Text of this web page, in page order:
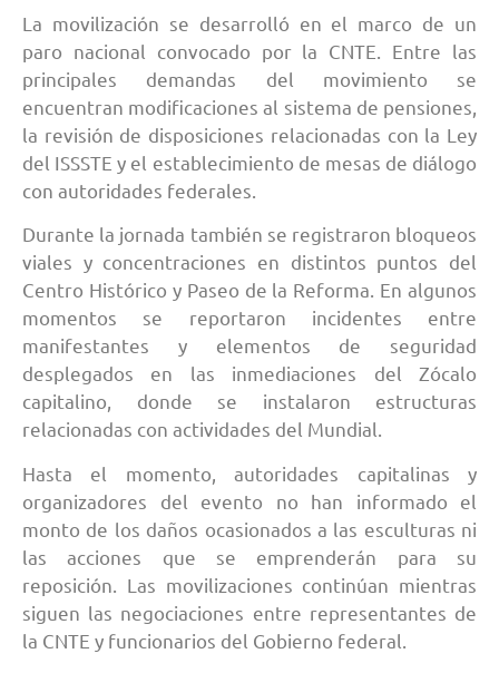
La movilización se desarrolló en el marco de un
paro nacional convocado por la CNTE. Entre las
principales demandas del movimiento se
encuentran modificaciones al sistema de pensiones,
la revisión de disposiciones relacionadas con la Ley
del ISSSTE y el establecimiento de mesas de diálogo
con autoridades federales.
Durante la jornada también se registraron bloqueos
viales y concentraciones en distintos puntos del
Centro Histórico y Paseo de la Reforma. En algunos
momentos se reportaron incidentes entre
manifestantes y elementos de seguridad
desplegados en las inmediaciones del Zócalo
capitalino, donde se instalaron estructuras
relacionadas con actividades del Mundial.
Hasta el momento, autoridades capitalinas y
organizadores del evento no han informado el
monto de los daños ocasionados a las esculturas ni
las acciones que se emprenderán para su
reposición. Las movilizaciones continúan mientras
siguen las negociaciones entre representantes de
la CNTE y funcionarios del Gobierno federal.